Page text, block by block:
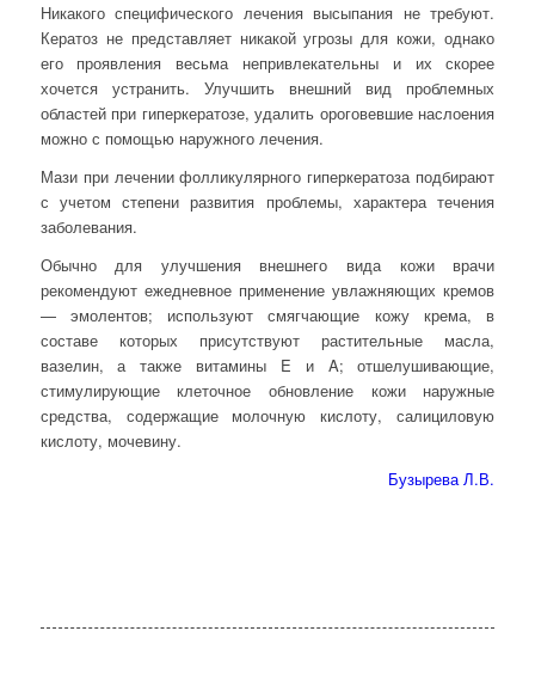
Никакого специфического лечения высыпания не требуют.
Кератоз не представляет никакой угрозы для кожи, однако
его проявления весьма непривлекательны и их скорее
хочется устранить. Улучшить внешний вид проблемных
областей при гиперкератозе, удалить ороговевшие наслоения
можно с помощью наружного лечения.
Мази при лечении фолликулярного гиперкератоза подбирают
с учетом степени развития проблемы, характера течения
заболевания.
Обычно для улучшения внешнего вида кожи врачи
рекомендуют ежедневное применение увлажняющих кремов
— эмолентов; используют смягчающие кожу крема, в
составе которых присутствуют растительные масла,
вазелин, а также витамины E и A; отшелушивающие,
стимулирующие клеточное обновление кожи наружные
средства, содержащие молочную кислоту, салициловую
кислоту, мочевину.
Бузырева Л.В.